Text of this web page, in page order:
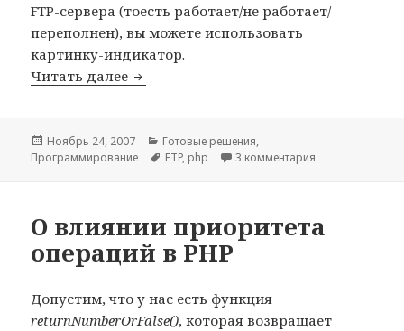
FTP-сервера (тоесть работает/не работает/
переполнен), вы можете использовать
картинку-индикатор.
Читать далее Картинка-индикатор работы FTP
Опубликовано
Ноябрь 24, 2007 Рубрики
Готовые решения,
Программирование
Метки
FTP, php 3 комментария
О влиянии приоритета
операций в PHP
Допустим, что у нас есть функция
returnNumberOrFalse(), которая возвращает